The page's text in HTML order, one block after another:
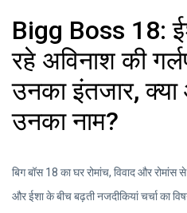
Bigg Boss 18:
रहे अविनाश की
उनका इंतजार,
उनका नाम?
बिग बॉस 18 का घर रोमांच, विवाद और
और ईशा के बीच बढ़ती नजदीकियां चर्चा का